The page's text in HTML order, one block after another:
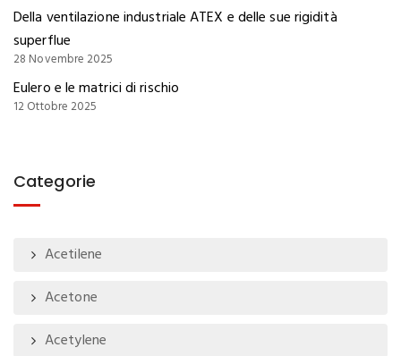
Della ventilazione industriale ATEX e delle sue rigidità
superflue
28 Novembre 2025
Eulero e le matrici di rischio
12 Ottobre 2025
Categorie
Acetilene
Acetone
Acetylene